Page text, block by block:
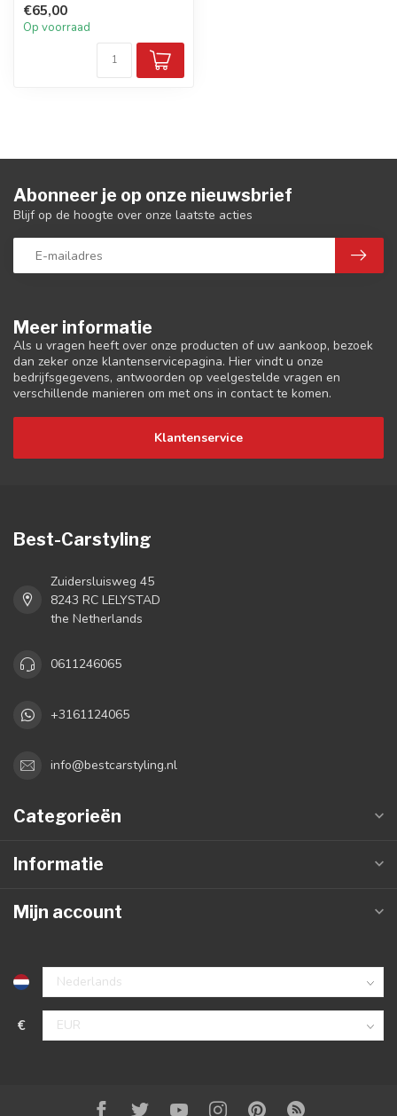
€65,00
Op voorraad
Meer informatie
Als u vragen heeft over onze producten of uw aankoop, bezoek
dan zeker onze klantenservicepagina. Hier vindt u onze
bedrijfsgegevens, antwoorden op veelgestelde vragen en
verschillende manieren om met ons in contact te komen.
Klantenservice
Abonneer je op onze nieuwsbrief
Blijf op de hoogte over onze laatste acties
Best-Carstyling
Zuidersluisweg 45
8243 RC LELYSTAD
the Netherlands
0611246065
+3161124065
info@bestcarstyling.nl
Categorieën
Informatie
Mijn account
€